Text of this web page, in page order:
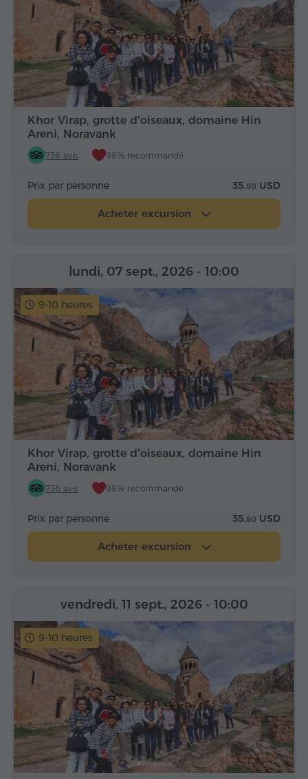
Khor Virap, grotte d'oiseaux, domaine Hin
Areni, Noravank
736 avis 98% recommandé
Prix par personne 35.80 USD
Acheter excursion
9-10 heures
Khor Virap, grotte d'oiseaux, domaine Hin
Areni, Noravank
736 avis 98% recommandé
lundi, 07 sept., 2026 - 10:00
Prix par personne 35.80 USD
Acheter excursion
9-10 heures
vendredi, 11 sept., 2026 - 10:00